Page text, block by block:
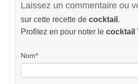
Laissez un commentaire ou
sur cette recette de cocktail .
Profitez en pour noter le cocktail
Nom*